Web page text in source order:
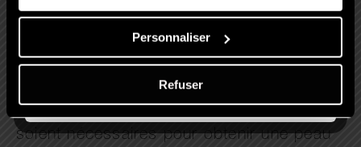
Personnaliser
Refuser
améliorer la texture de la peau. Grâce à sa
capacité à stimuler la production de
collagène et à accélérer le renouvellement
cellulaire, il offre des résultats visibles et
soient nécessaires pour obtenir une peau